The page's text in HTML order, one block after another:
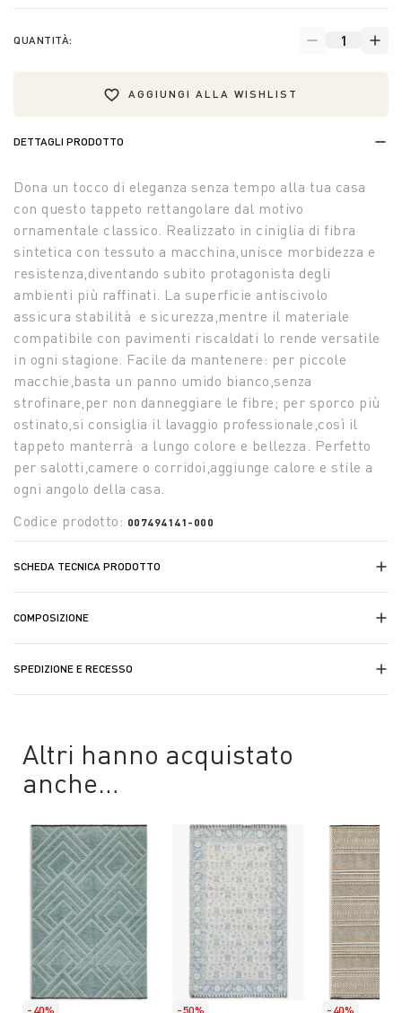
QUANTITÀ:
AGGIUNGI ALLA WISHLIST
DETTAGLI PRODOTTO
Dona un tocco di eleganza senza tempo alla tua casa
con questo tappeto rettangolare dal motivo
ornamentale classico. Realizzato in ciniglia di fibra
sintetica con tessuto a macchina,unisce morbidezza e
resistenza,diventando subito protagonista degli
ambienti più raffinati. La superficie antiscivolo
assicura stabilità e sicurezza,mentre il materiale
compatibile con pavimenti riscaldati lo rende versatile
in ogni stagione. Facile da mantenere: per piccole
macchie,basta un panno umido bianco,senza
strofinare,per non danneggiare le fibre; per sporco più
ostinato,si consiglia il lavaggio professionale,così il
tappeto manterrà a lungo colore e bellezza. Perfetto
per salotti,camere o corridoi,aggiunge calore e stile a
ogni angolo della casa.
Codice prodotto: 007494141-000
SCHEDA TECNICA PRODOTTO
COMPOSIZIONE
SPEDIZIONE E RECESSO
Altri hanno acquistato
anche…
-40%
-50%
-40%